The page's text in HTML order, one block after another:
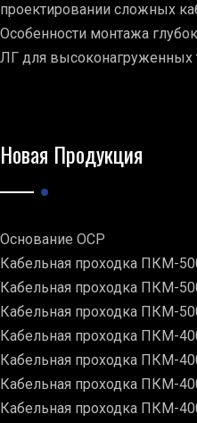
проектировании сложных
Особенности монтажа
ЛГ для высоконагруженных
Новая Продукция
Основание ОСР
Кабельная проходка ПКМ-
Кабельная проходка ПКМ-
Кабельная проходка ПКМ-
Кабельная проходка ПКМ-
Кабельная проходка ПКМ-
Кабельная проходка ПКМ-
Кабельная проходка ПКМ-